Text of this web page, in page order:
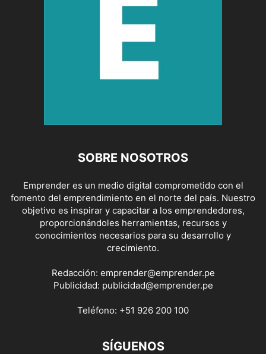
SOBRE NOSOTROS
Emprender es un medio digital comprometido con el
fomento del emprendimiento en el norte del país. Nuestro
objetivo es inspirar y capacitar a los emprendedores,
proporcionándoles herramientas, recursos y
conocimientos necesarios para su desarrollo y
crecimiento.
Redacción: emprender@emprender.pe
Publicidad: publicidad@emprender.pe
Teléfono: +51 926 200 100
SÍGUENOS